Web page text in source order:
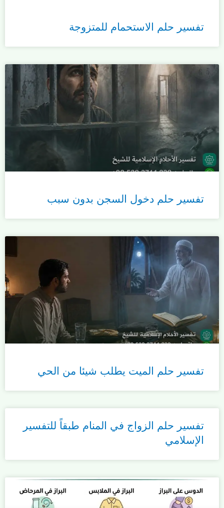
تفسير حلم الاستحمام للمتزوجة
تفسير حلم دخول السجن بدون سبب
تفسير حلم الميت يطلب شيئا من الحي
تفسير حلم الزواج في المنام طبقاً للتفسير
الإسلامي